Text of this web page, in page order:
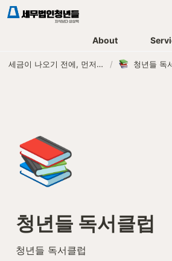
About
세금이 나오기 전에, 먼저 연락하는 세무법인 / 청년들 독
📚
청년들 독서클럽
청년들 독서클럽